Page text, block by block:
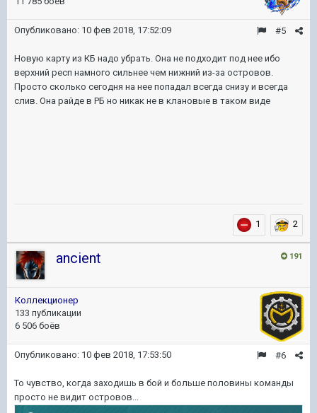
#5
Опубликовано: 10 фев 2018, 17:52:09
Новую карту из КБ надо убрать. Она не подходит под нее ибо
верхний респ намного сильнее чем нижний из-за островов.
Просто сколько сегодня на нее попадал всегда снизу и всегда
слив. Она райде в РБ но никак не в клановые в таком виде
1 2
191
ancient
Коллекционер
133 публикации
6 506 боёв
#6
Опубликовано: 10 фев 2018, 17:53:50
То чувство, когда заходишь в бой и больше половины команды
просто не видит островов...